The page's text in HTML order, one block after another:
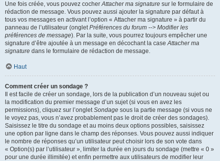
Une fois créée, vous pouvez cocherAttacher ma signature sur le formulaire de
rédaction de message. Vous pouvez aussi ajouter la signature par défaut à
tous vos messages en activant l’option « Attacher ma signature » à partir du
panneau de l’utilisateur (ongletPréférences du forum --> Modifier les
préférences de message). Par la suite, vous pourrez toujours empêcher une
signature d’être ajoutée à un message en décochant la caseAttacher ma
signature dans le formulaire de rédaction de message.
Haut
Comment créer un sondage ?
Il est facile de créer un sondage, lors de la publication d’un nouveau sujet ou
la modification du premier message d’un sujet (si vous en avez les
permissions), cliquez sur l’ongletSondage sous la partie message (si vous ne
le voyez pas, vous n’avez probablement pas le droit de créer des sondages).
Saisissez le titre du sondage et au moins deux options possibles, saisissez
une option par ligne dans le champ des réponses. Vous pouvez aussi indiquer
le nombre de réponses qu’un utilisateur peut choisir lors de son vote dans
« Option(s) par l’utilisateur », limiter la durée en jours du sondage (mettre « 0 »
pour une durée illimitée) et enfin permettre aux utilisateurs de modifier leur